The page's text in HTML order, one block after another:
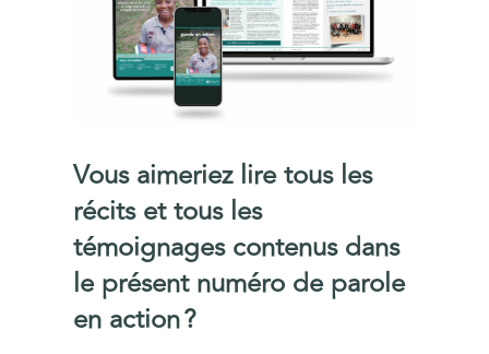
Vous aimeriez lire tous les
récits et tous les
témoignages contenus dans
le présent numéro de parole
en action ?